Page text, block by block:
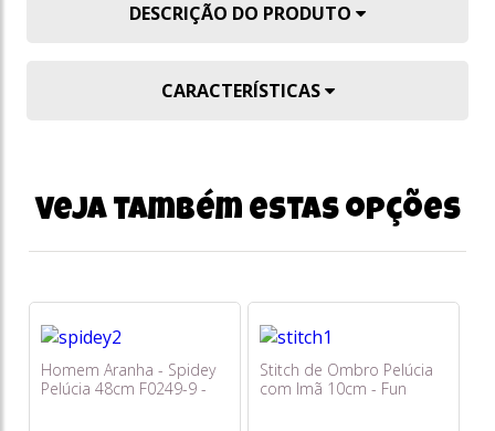
DESCRIÇÃO DO PRODUTO
CARACTERÍSTICAS
Veja também estas opções
Homem Aranha - Spidey
Pelúcia 48cm F0249-9 -
Stitch de Ombro Pelúcia
com Imã 10cm - Fun